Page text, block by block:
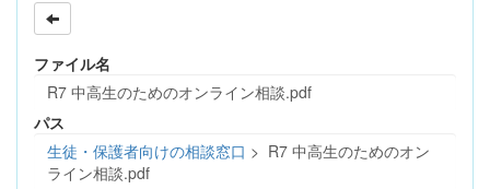
ファイル名
R7 中高生のためのオンライン相談.pdf
パス
生徒・保護者向けの相談窓口 > R7 中高生のためのオン
ライン相談.pdf